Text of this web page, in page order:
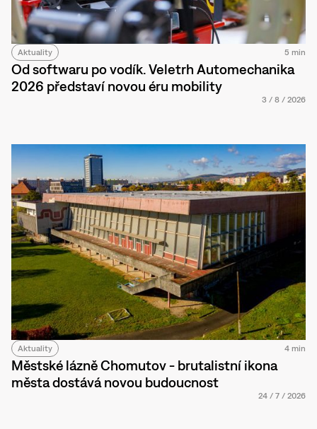
Aktuality 5 min
Od softwaru po vodík. Veletrh Automechanika
2026 představí novou éru mobility
3 / 8 / 2026
Aktuality 4 min
Městské lázně Chomutov - brutalistní ikona
města dostává novou budoucnost
24 / 7 / 2026